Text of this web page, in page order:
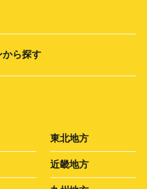
から探す
東北地方
近畿地方